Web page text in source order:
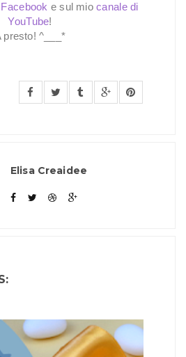
e sul miocanale di
YouTube!
presto! ^___*
Elisa Creaidee